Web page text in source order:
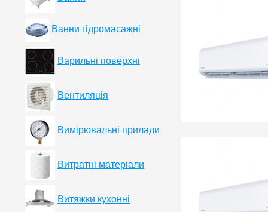
Ванни гідромасажні
Варильні поверхні
Вентиляція
Вимірювальні прилади
Витратні матеріали
Витяжки кухонні